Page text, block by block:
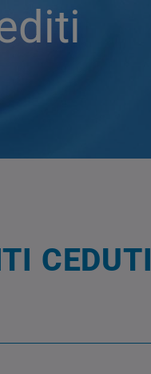
CEDUTI